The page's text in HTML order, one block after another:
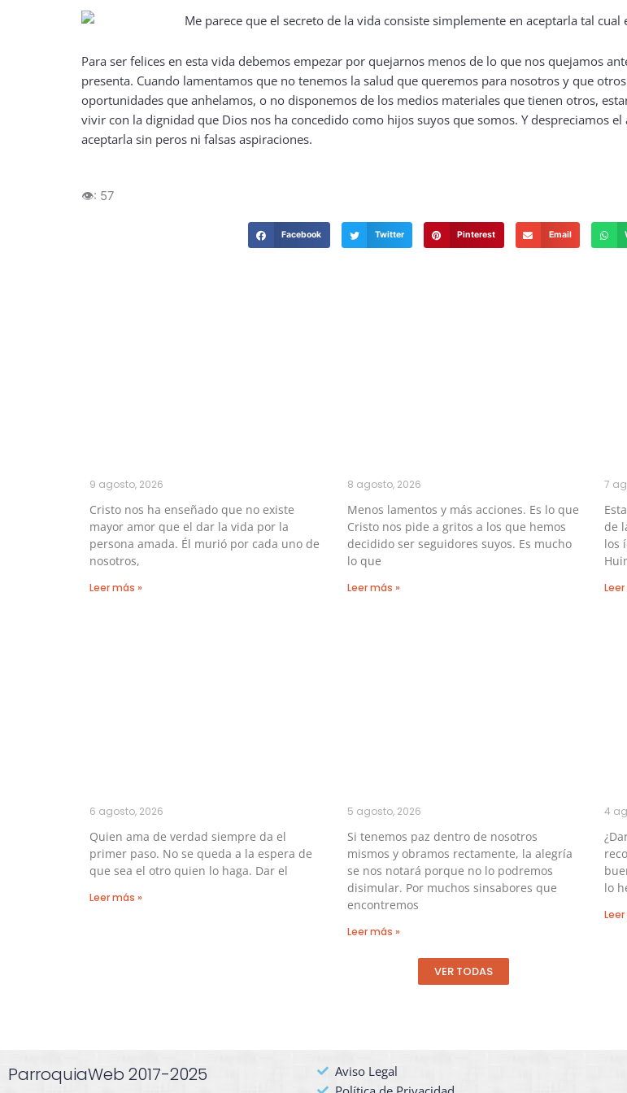
Para ser felices en esta vida debemos empezar por quejarnos menos de lo que nos quejamos
presenta. Cuando lamentamos que no tenemos la salud que queremos para nosotros y que
oportunidades que anhelamos, o no disponemos de los medios materiales que tienen otros,
vivir con la dignidad que Dios nos ha concedido como hijos suyos que somos. Y despreciamos
aceptarla sin peros ni falsas aspiraciones.
👁️: 57
Facebook Twitter Pinterest Email
9 agosto, 2026
Cristo nos ha enseñado que no existe
mayor amor que el dar la vida por la
persona amada. Él murió por cada uno de
nosotros,
Leer más »
8 agosto, 2026
Menos lamentos y más acciones. Es lo que
Cristo nos pide a gritos a los que hemos
decidido ser seguidores suyos. Es mucho
lo que
Leer más »
7
de
los
6 agosto, 2026
Quien ama de verdad siempre da el
primer paso. No se queda a la espera de
que sea el otro quien lo haga. Dar el
Leer más »
5 agosto, 2026
Si tenemos paz dentro de nosotros
mismos y obramos rectamente, la alegría
se nos notará porque no lo podremos
disimular. Por muchos sinsabores que
encontremos
Leer más »
4
lo
VER TODAS
ParroquiaWeb 2017-2025
Aviso Legal